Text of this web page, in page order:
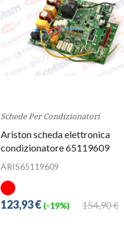
Schede Per Condizionatori
Ariston scheda elettronica
condizionatore 65119609
ARIS65119609
154,90 €
123,93 € (-19%)